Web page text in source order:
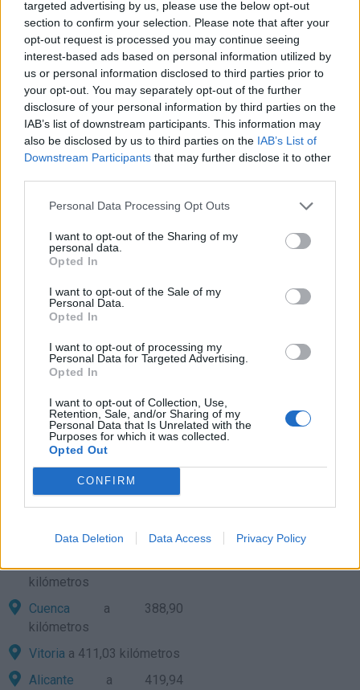
targeted advertising by us, please use the below opt-out
section to confirm your selection. Please note that after your
opt-out request is processed you may continue seeing
interest-based ads based on personal information utilized by
us or personal information disclosed to third parties prior to
your opt-out. You may separately opt-out of the further
disclosure of your personal information by third parties on the
IAB’s list of downstream participants. This information may
also be disclosed by us to third parties on the IAB’s List of
Downstream Participants that may further disclose it to other
Personal Data Processing Opt Outs
I want to opt-out of the Sharing of my
personal data.
Opted In
I want to opt-out of the Sale of my
Personal Data.
Opted In
I want to opt-out of processing my
Personal Data for Targeted Advertising.
Opted In
I want to opt-out of Collection, Use,
Retention, Sale, and/or Sharing of my
Personal Data that Is Unrelated with the
Purposes for which it was collected.
Opted Out
CONFIRM
Data Deletion Data Access Privacy Policy
Rellinarsa 10,72
kilómetros
Barcelonaa 26,10
kilómetros
Gironaa 78,71 kilómetros
Tarragonaa 84,12
kilómetros
a 116,51 kilómetros
kilómetros
Palma de Mallorcaa
231,47 kilómetros
Zaragoza a 241,41
kilómetros
kilómetros
Teruela 297,67 kilómetros
Valenciaa 311,70
kilómetros
Pamplona a 329,82
kilómetros
Soriaa 373,45 kilómetros
kilómetros
kilómetros
Cuenca a 388,90
kilómetros
Vitoria a 411,03 kilómetros
Alicante a 419,94